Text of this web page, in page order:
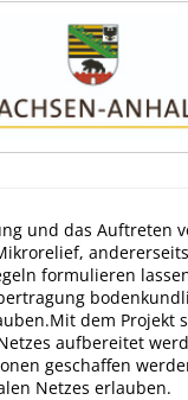
und das Auftreten
formulieren
dem
aufbereitet
geschaffen
Netzes erlauben.